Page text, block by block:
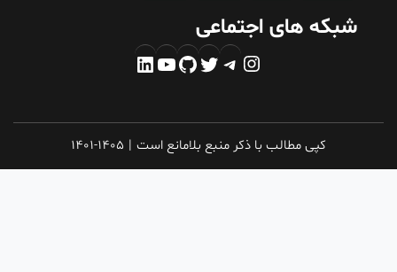
شبکه های اجتماعی
اینستاگرم
تلگرام
توییتر
گیت‌هاب
یوتیوب
لینکداین
کپی مطالب با ذکر منبع بلامانع است |
1401-1405